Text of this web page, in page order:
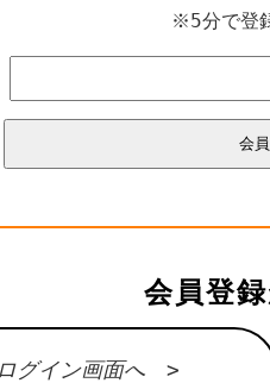
※5分で登
会員登
ログイン画面へ >